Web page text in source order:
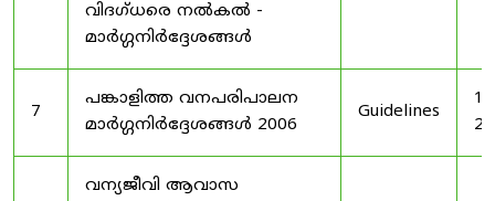
വിദഗ്ധരെ നൽകൽ -
മാർഗ്ഗനിർദ്ദേശങ്ങൾ
7
പങ്കാളിത്ത വനപരിപാലന
മാർഗ്ഗനിർദ്ദേശങ്ങൾ 2006
Guidelines
വന്യജീവി ആവാസ